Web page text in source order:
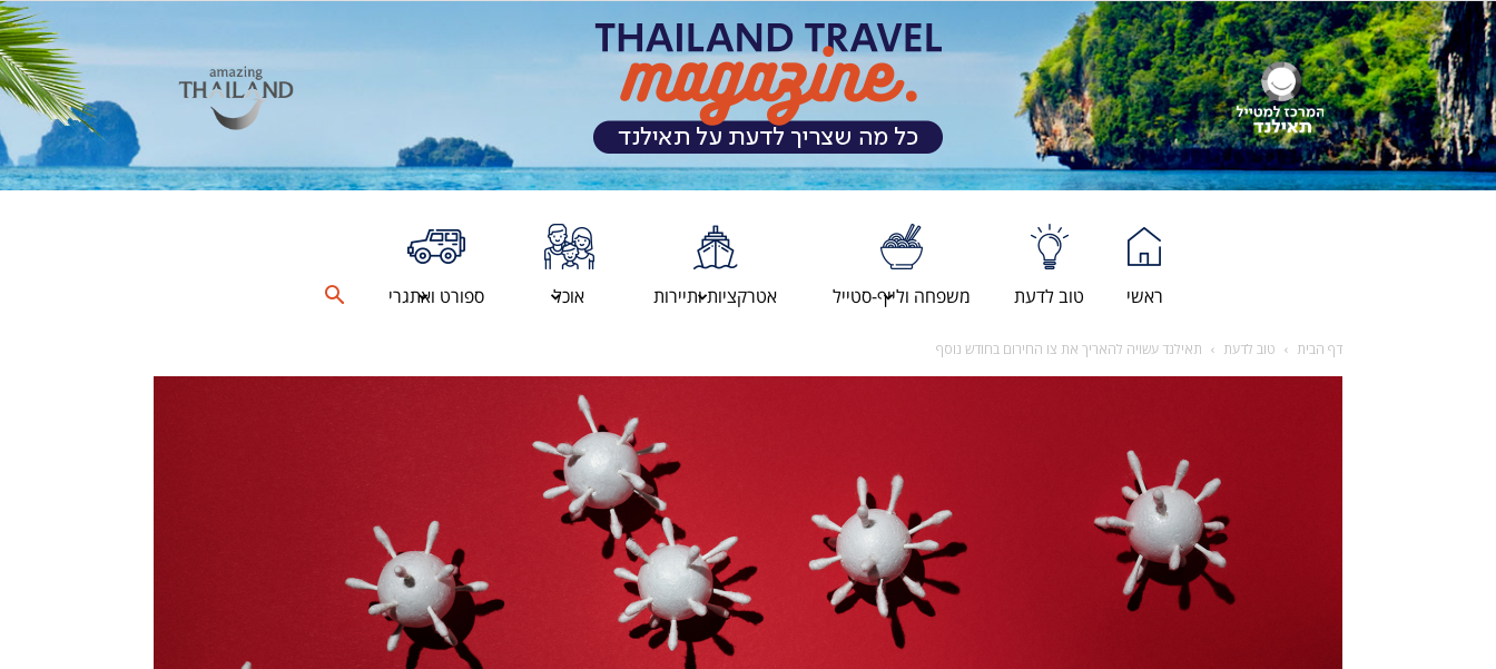
ראשי טוב לדעת משפחה ולייף-סטייל אטרקציות ותיירות אוכל ספורט ואתגרי
דף הבית טוב לדעת תאילנד עשויה להאריך את צו החירום בחודש נוסף